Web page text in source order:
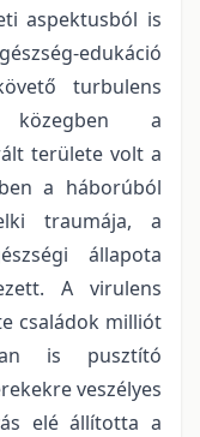
aspektusból is
edukáció
turbulens
a
területe volt a
a háborúból
traumája, a
állapota
A virulens
családok milliót
is pusztító
veszélyes
elé állította a